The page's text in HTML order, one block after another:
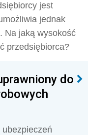
jest
jednak
Na jaką wysokość
przedsiębiorca?
do